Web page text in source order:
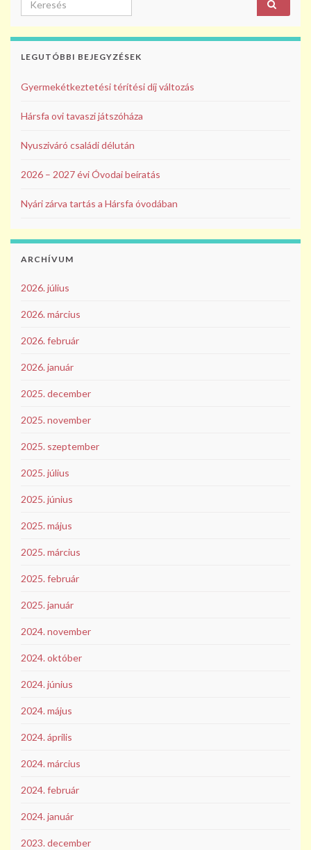
o
k
LEGUTÓBBI BEJEGYZÉSEK
Gyermekétkeztetési térítési díj változás
Hársfa ovi tavaszi játszóháza
Nyusziváró családi délután
2026 – 2027 évi Óvodai beíratás
Nyári zárva tartás a Hársfa óvodában
ARCHÍVUM
2026. július
2026. március
2026. február
2026. január
2025. december
2025. november
2025. szeptember
2025. július
2025. június
2025. május
2025. március
2025. február
2025. január
2024. november
2024. október
2024. június
2024. május
2024. április
2024. március
2024. február
2024. január
2023. december